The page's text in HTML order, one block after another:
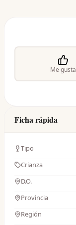
Me gusta
Ficha rápida
Tipo
Crianza
D.O.
Provincia
Región